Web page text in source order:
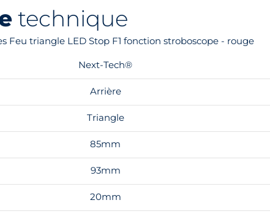
technique
Feu triangle LED Stop F1 fonction stroboscope - rouge
Next-Tech®
Arrière
Triangle
85mm
93mm
20mm